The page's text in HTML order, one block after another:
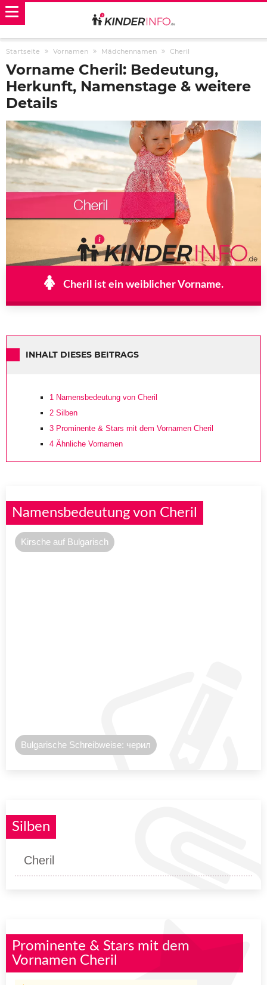
Startseite Vornamen Mädchennamen Cheril
Vorname Cheril: Bedeutung,
Herkunft, Namenstage & weitere
Details
Cheril ist ein weiblicher Vorname.
INHALT DIESES BEITRAGS
1 Namensbedeutung von Cheril
2 Silben
3 Prominente & Stars mit dem Vornamen Cheril
4 Ähnliche Vornamen
Namensbedeutung von Cheril
Kirsche auf Bulgarisch
Bulgarische Schreibweise: черил
Silben
Cheril
Prominente & Stars mit dem
Vornamen Cheril